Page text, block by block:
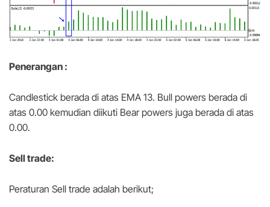
Penerangan :
Candlestick berada di atas EMA 13. Bull powers berada di
atas 0.00 kemudian diikuti Bear powers juga berada di atas
0.00.
Sell trade:
Peraturan Sell trade adalah berikut;